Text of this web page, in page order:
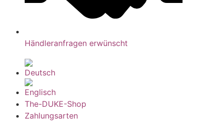
Händleranfragen erwünscht
The-DUKE-Shop
Zahlungsarten